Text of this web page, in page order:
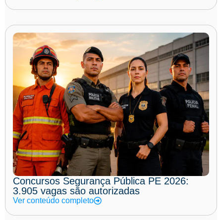
Concursos Segurança Pública PE 2026:
3.905 vagas são autorizadas
Ver conteúdo completo